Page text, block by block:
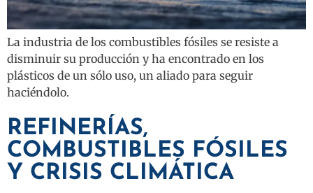
La industria de los combustibles fósiles se resiste a
disminuir su producción y ha encontrado en los
plásticos de un sólo uso, un aliado para seguir
haciéndolo.
REFINERÍAS,
COMBUSTIBLES FÓSILES
Y CRISIS CLIMÁTICA